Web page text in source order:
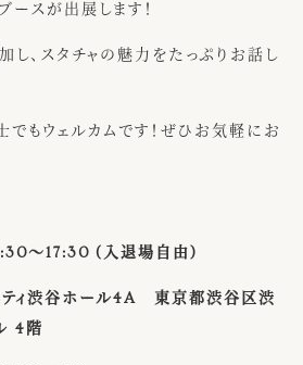
ースが出展します！
し、スタチャの魅力をたっぷりお話し
でもウェルカムです！ぜひお気軽にお
～17:30 (入退場自由)
ティ渋谷ホール4A 東京都渋谷区渋
4階